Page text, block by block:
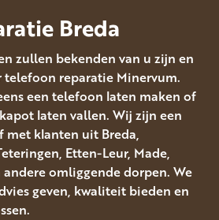
Breda
zullen bekenden van u zijn en
telefoon reparatie Minervum.
een telefoon laten maken of
laten vallen. Wij zijn een
met klanten uit Breda,
Etten-Leur, Made,
andere omliggende dorpen. We
geven, kwaliteit bieden en